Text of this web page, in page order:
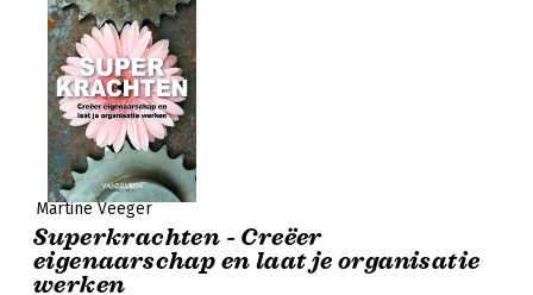
Martine Veeger
Superkrachten - Creëer
eigenaarschap en laat je organisatie
werken